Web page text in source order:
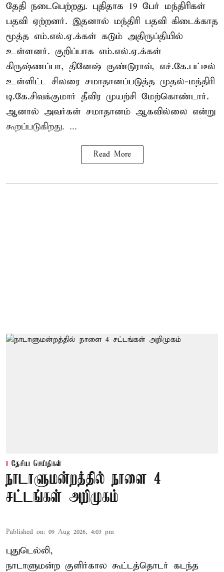
தேதி நடைபெற்றது. புதிதாக 19 பேர் மந்திரிகள்
பதவி ஏற்றனர். இதனால் மந்திரி பதவி கிடைக்காத
மூத்த எம்.எல்.ஏ.க்கள் கடும் அதிருப்தியில்
உள்ளனர். குறிப்பாக எம்.எல்.ஏ.க்கள்
கிருஷ்ணப்பா, தினேஷ் குண்டுராவ், எச்.கே.பட்டீல்
உள்ளிட்ட சிலரை சமாதானப்படுத்த முதல்-மந்திரி
டி.கே.சிவக்குமார் தீவிர முயற்சி மேற்கொண்டார்.
ஆனால் அவர்கள் சமாதானம் ஆகவில்லை என்று
கூறப்படுகிறது. ...
Read More
தேசிய செய்திகள்
நாடாளுமன்றத்தில் நாளை 4
சட்டங்கள் அறிமுகம்
Published on: 09 Aug 2026, 4:03 pm
புதுடெல்லி,
நாடாளுமன்ற குளிர்கால கூட்டத்தொடர் கடந்த